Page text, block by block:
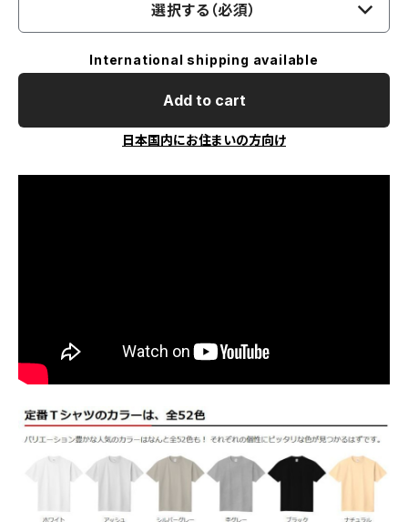
選択する（必須）
International shipping available
Add to cart
日本国内にお住まいの方向け